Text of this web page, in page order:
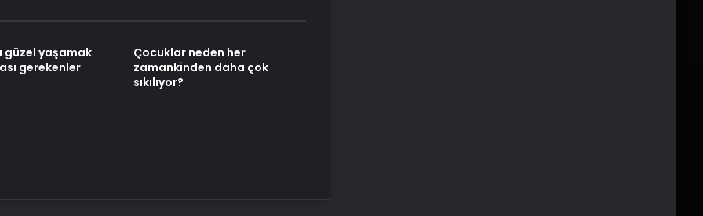
Düzce’de Kaza: 1 Yaralı
güzel yaşamak
gerekenler
Çocuklar neden her
zamankinden daha çok
sıkılıyor?